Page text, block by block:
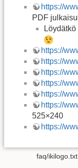
https://
PDF
https://
https://
https://
https://
https://
https://
525×240
https://
faq/ikilogo.txt